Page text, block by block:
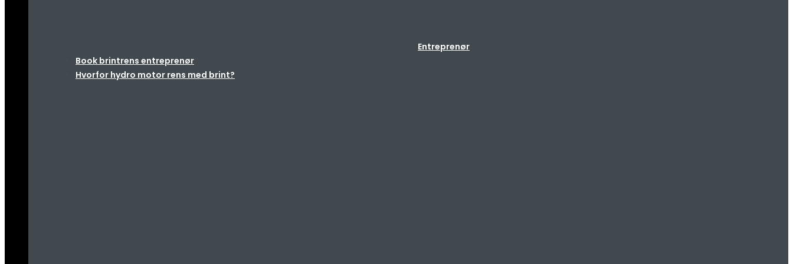
Entreprenør
Book brintrens entreprenør
Hvorfor hydro motor rens med brint?